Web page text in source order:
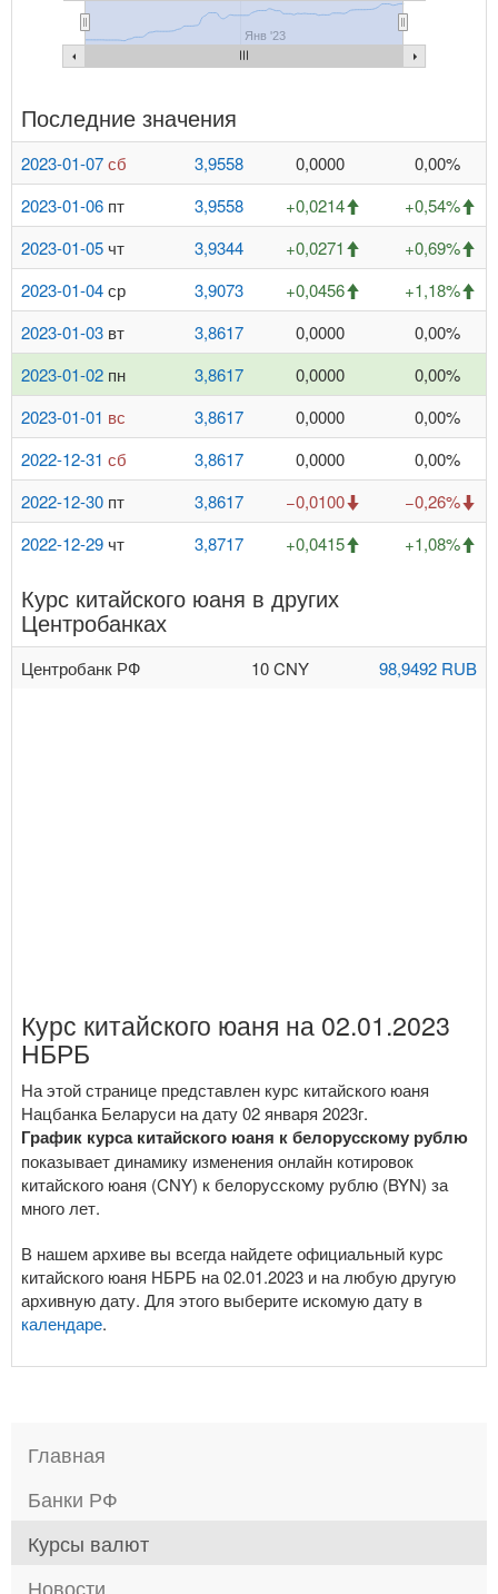
Янв '23
Последние значения
2023-01-07сб 3,9558 0,0000
0,00%
2023-01-06 пт 3,9558 +0,0214
+0,54%
2023-01-05 чт 3,9344 +0,0271
+0,69%
2023-01-04ср 3,9073 +0,0456
+1,18%
2023-01-03 вт 3,8617 0,0000
0,00%
2023-01-02 пн 3,8617 0,0000
0,00%
2023-01-01 вс 3,8617 0,0000
0,00%
2022-12-31 сб 3,8617 0,0000
0,00%
2022-12-30 пт 3,8617 −0,0100
−0,26%
2022-12-29 чт 3,8717 +0,0415 +1,08%
Курс китайского юаня в других
Центробанках
Центробанк РФ 10 CNY 98,9492 RUB
Курс китайского юаня на 02.01.2023
НБРБ
На этой странице представлен курс китайского юаня
Нацбанка Беларуси на дату 02 января 2023г.
График курса китайского юаня к белорусскому рублю
показывает динамику изменения онлайн котировок
китайского юаня (CNY) к белорусскому рублю (BYN) за
много лет.
В нашем архиве вы всегда найдете официальный курс
китайского юаня НБРБ на 02.01.2023 и на любую другую
архивную дату. Для этого выберите искомую дату в
календаре.
Главная
Банки РФ
Курсы валют
Новости